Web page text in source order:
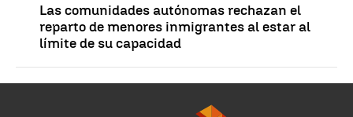
Las comunidades autónomas rechazan el
reparto de menores inmigrantes al estar al
límite de su capacidad